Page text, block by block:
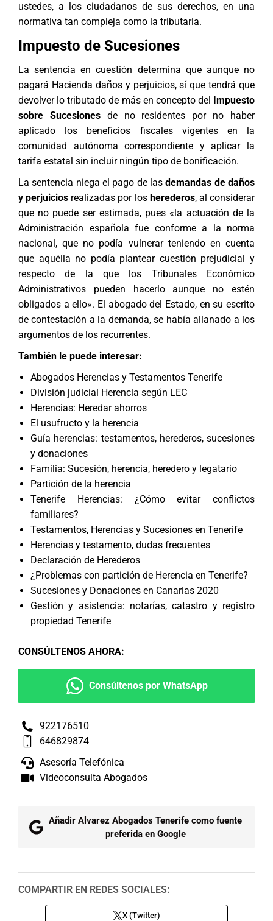
ustedes, a los ciudadanos de sus derechos, en una
normativa tan compleja como la tributaria.
Impuesto de Sucesiones
La sentencia en cuestión determina que aunque no
pagará Hacienda daños y perjuicios, sí que tendrá que
devolver lo tributado de más en concepto del Impuesto
sobre Sucesionesde no residentes por no haber
aplicado los beneficios fiscales vigentes en la
comunidad autónoma correspondiente y aplicar la
tarifa estatal sin incluir ningún tipo de bonificación.
La sentencia niega el pago de lasdemandas de daños
y perjuicios realizadas por los herederos, al considerar
que no puede ser estimada, pues «la actuación de la
Administración española fue conforme a la norma
nacional, que no podía vulnerar teniendo en cuenta
que aquélla no podía plantear cuestión prejudicial y
respecto de la que los Tribunales Económico
Administrativos pueden hacerlo aunque no estén
obligados a ello». El abogado del Estado, en su escrito
de contestación a la demanda, se había allanado a los
argumentos de los recurrentes.
También le puede interesar:
Abogados Herencias y Testamentos Tenerife
División judicial Herencia según LEC
Herencias: Heredar ahorros
El usufructo y la herencia
Guía herencias: testamentos, herederos, sucesiones
y donaciones
Familia: Sucesión, herencia, heredero y legatario
Partición de la herencia
Tenerife Herencias: ¿Cómo evitar conflictos
familiares?
Testamentos, Herencias y Sucesiones en Tenerife
Herencias y testamento, dudas frecuentes
Declaración de Herederos
¿Problemas con partición de Herencia en Tenerife?
Sucesiones y Donaciones en Canarias 2020
Gestión y asistencia: notarías, catastro y registro
propiedad Tenerife
CONSÚLTENOS AHORA:
Consúltenos por WhatsApp
922176510
646829874
Asesoría Telefónica
Videoconsulta Abogados
Añadir Alvarez Abogados Tenerife como fuente
preferida en Google
COMPARTIR EN REDES SOCIALES:
X (Twitter)